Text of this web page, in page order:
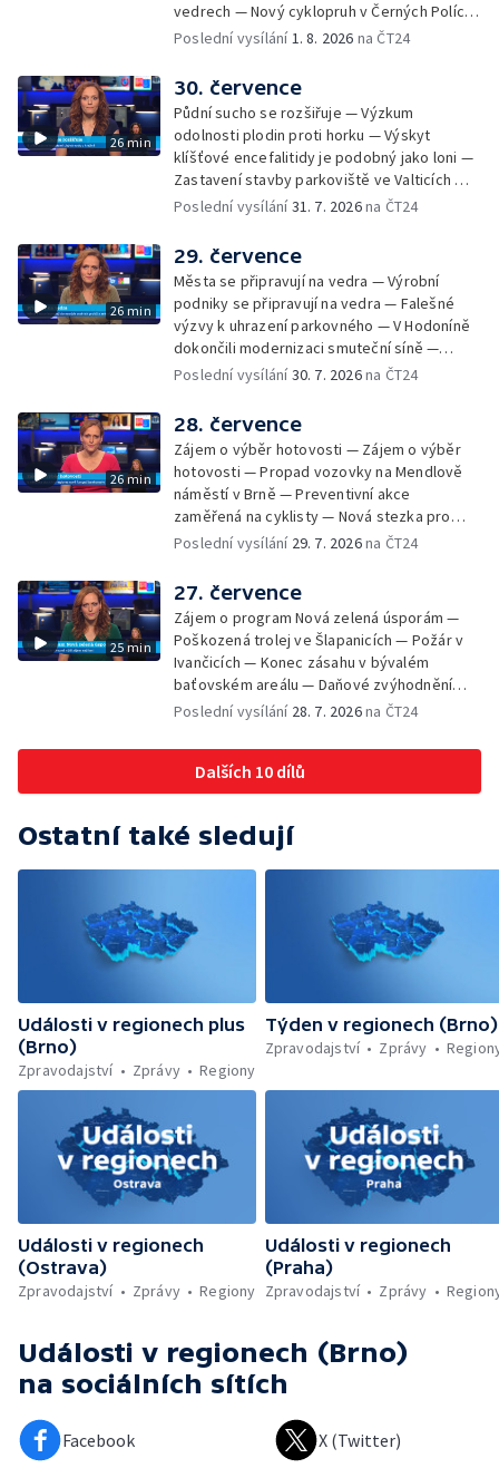
vedrech — Nový cyklopruh v Černých Polích
— Květinová výstava ve Věžkách
Poslední vysílání1. 8. 2026 na ČT24
26 min
30. července
Půdní sucho se rozšiřuje — Výzkum
odolnosti plodin proti horku — Výskyt
klíšťové encefalitidy je podobný jako loni —
Zastavení stavby parkoviště ve Valticích —
Spor o lokalitu lesa v Rožnově pod
organismus — Kybernetický incident na
Masarykově univerzitě — Slavnostní
vyřazení absolventů Univerzity obran —
Letní kurzy umění pro mladé — Mobilní
kurníky pomáhají na poli
Poslední vysílání31. 7. 2026na ČT24
26 min
29. července
Města se připravují na vedra — Výrobní
podniky se připravují na vedra — Falešné
výzvy k uhrazení parkovného — V Hodoníně
dokončili modernizaci smuteční síně —
Chybějící toalety u dětských hřišť —
bývalého nákupního domu Letná — Končí 52.
ročník Letní filmové školy — 3. ročník
komunitní akce Stůl ve středu — Cesta na
podporu paliativní péče
Poslední vysílání30. 7. 2026na ČT24
26 min
28. července
Zájem o výběr hotovosti — Zájem o výběr
hotovosti — Propad vozovky na Mendlově
náměstí v Brně — Preventivní akce
zaměřená na cyklisty — Nová stezka pro
cyklisty na Zlínsku — Letecká linka mezi
pozorovat zatmění Slunce — Den AČFK na
Letní filmové škole — Milan Uhde slaví 90 let
— Rekonstrukce vojenského srubu
Poslední vysílání 29. 7. 2026na ČT24
25 min
27. července
Zájem o program Nová zelená úsporám —
Poškozená trolej ve Šlapanicích — Požár v
Ivančicích — Konec zásahu v bývalém
baťovském areálu — Daňové zvýhodnění
vína — Výhružky na magistrátu v Olomouci —
Brněnské týmy v první fotbalové lize —
Chystaná rekonstrukce bývalé věznice —
Nový seriál pro děti
Poslední vysílání 28. 7. 2026na ČT24
Dalších 10 dílů
Ostatní také sledují
Události v regionech plus
(Brno)
Zpravodajství
Zprávy Regiony
Týden v regionech (Brno)
Zpravodajství
Zprávy
Události v regionech
(Ostrava)
Zpravodajství
Zprávy Regiony
Události v regionech
(Praha)
Zpravodajství
Zprávy
Události v regionech (Brno)
na sociálních sítích
Facebook X (Twitter)